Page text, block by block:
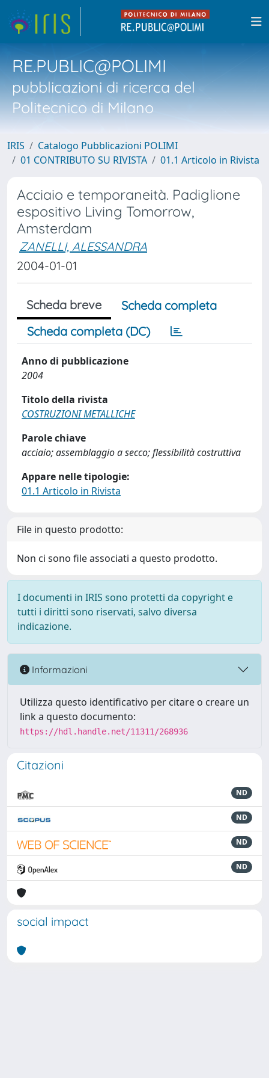
RE.PUBLIC@POLIMI
pubblicazioni di ricerca del
Politecnico di Milano
IRIS
Catalogo Pubblicazioni POLIMI
01 CONTRIBUTO SU RIVISTA
01.1 Articolo in Rivista
Acciaio e temporaneità. Padiglione
espositivo Living Tomorrow,
Amsterdam
ZANELLI, ALESSANDRA
2004-01-01
Scheda breve
Scheda completa
Scheda completa (DC)
Anno di pubblicazione
2004
Titolo della rivista
COSTRUZIONI METALLICHE
Parole chiave
acciaio; assemblaggio a secco; flessibilità costruttiva
Appare nelle tipologie:
01.1 Articolo in Rivista
File in questo prodotto:
Non ci sono file associati a questo prodotto.
I documenti in IRIS sono protetti da copyright e
tutti i diritti sono riservati, salvo diversa
indicazione.
Informazioni
Utilizza questo identificativo per citare o creare un
link a questo documento:
https://hdl.handle.net/11311/268936
Citazioni
ND
ND
ND
ND
social impact